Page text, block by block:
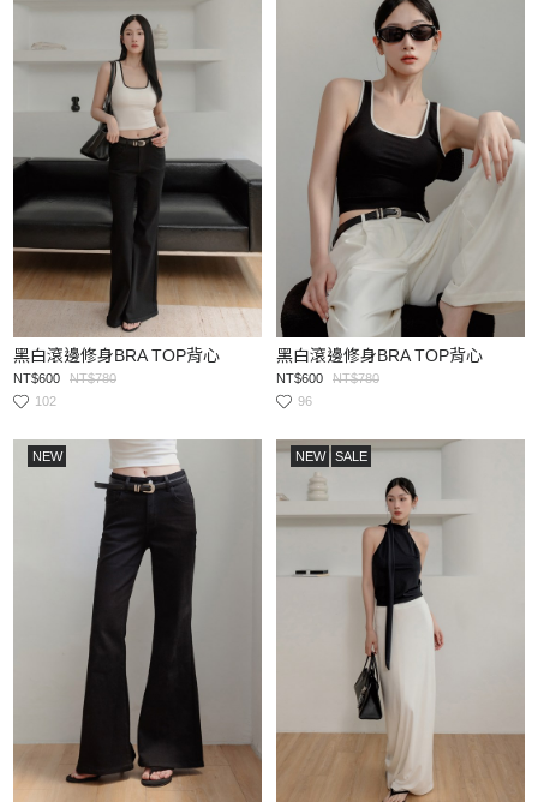
黑白滾邊修身BRA TOP背心
NT$600
NT$780
102
黑白滾邊修身BRA TOP背心
NT$600
NT$780
96
NEW NEW SALE